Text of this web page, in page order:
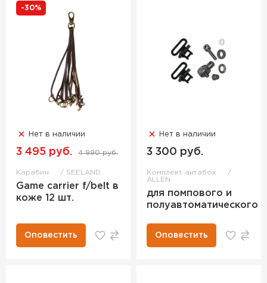
-30%
Нет в наличии
3 495 руб. 4 990 руб.
Карабин SEELAND
Game carrier f/belt в
коже 12 шт.
Оповестить
Нет в наличии
3 300 руб.
Комплект антабок
ALLEN
для помпового и
полуавтоматического
Оповестить